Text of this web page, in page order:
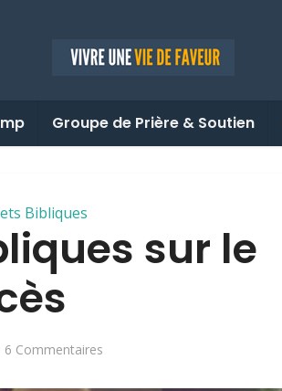
Groupe de Prière & Soutien
Bibliques
sur le
6 Commentaires